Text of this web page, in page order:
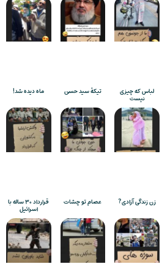
لباس که چیزی
نیست
تیکۀ سید حسن ماه دیده شد!
زن زندگی آزادی? عصام تو چشات قرارداد ۳۰ ساله با
اسرائیل